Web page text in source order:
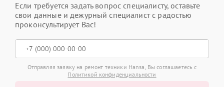
Если требуется задать вопрос специалисту, оставьте
свои данные и дежурный специалист с радостью
проконсультирует Вас!
Отправляя заявку на ремонт техники Hansa, Вы соглашаетесь с
Политикой конфиденциальности